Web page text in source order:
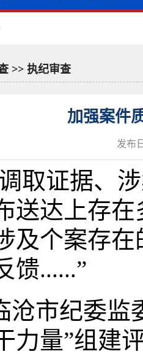
>> 执纪审查
加强案件
发布
取证据、
送达上存
及个案存
馈......”
沧市纪委监
力量”组建